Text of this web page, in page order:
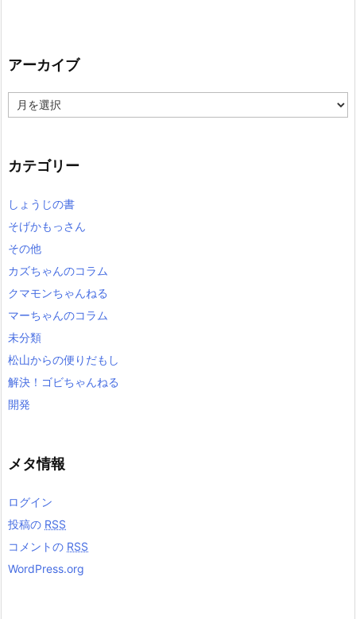
アーカイブ
ー
ブ
カテゴリー
しょうじの書
そげかもっさん
その他
カズちゃんのコラム
クマモンちゃんねる
マーちゃんのコラム
未分類
松山からの便りだもし
解決！ゴビちゃんねる
開発
メタ情報
ログイン
投稿の RSS
コメントの RSS
WordPress.org